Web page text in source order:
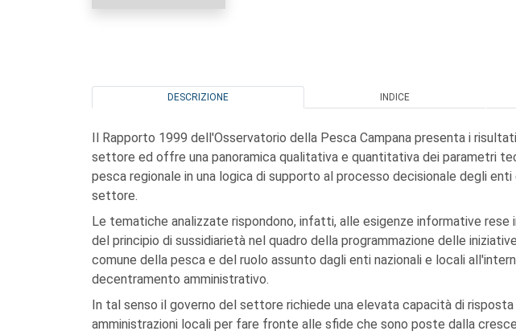
DESCRIZIONE INDICE
Il Rapporto 1999 dell'Osservatorio della Pesca Campana presenta i
settore ed offre una panoramica qualitativa e quantitativa dei parametri
pesca regionale in una logica di supporto al processo decisionale degli
settore.
Le tematiche analizzate rispondono, infatti, alle esigenze informative rese
del principio di sussidiarietà nel quadro della programmazione delle
comune della pesca e del ruolo assunto dagli enti nazionali e locali
decentramento amministrativo.
In tal senso il governo del settore richiede una elevata capacità di
amministrazioni locali per fare fronte alle sfide che sono poste dalla